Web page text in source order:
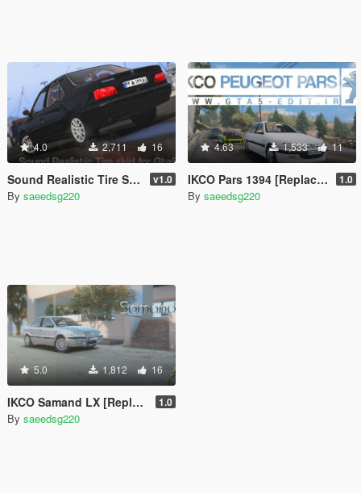
4.0 2,711 16
Sound Realistic Tire Skid💨 v1.0
By saeedsg220
4.63 1,533 11
IKCO Pars 1394 [Replace | Wipers] 1.0
By saeedsg220
5.0 1,812 16
IKCO Samand LX [Replace | Wipers] 1.0
By saeedsg220